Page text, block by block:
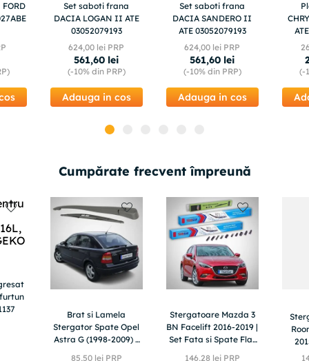
Set saboti frana
DACIA LOGAN II ATE
03052079193
624,00 lei PRP
561,60 lei
(-10%din PRP)
Adauga in cos
Set saboti frana
DACIA SANDERO II
ATE 03052079193
624,00 lei PRP
561,60 lei
(-10%din PRP)
Adauga in cos
(-
Cumpărate frecvent împreună
Brat si Lamela
Stergator Spate Opel
Astra G (1998-2009) -
85,50lei PRP
Stergatoare Mazda 3
BN Facelift 2016-2019 |
Set Fata si Spate Flat
146,28lei PRP